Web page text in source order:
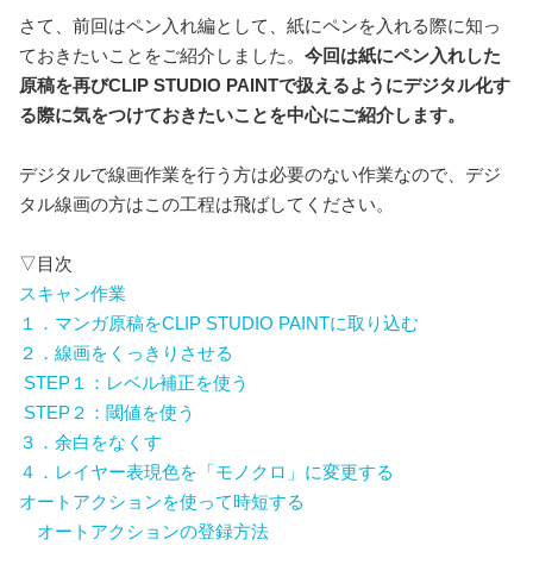
さて、前回はペン入れ編として、紙にペンを入れる際に知っ
ておきたいことをご紹介しました。 今回は紙にペン入れした
原稿を再びCLIP STUDIO PAINTで扱えるようにデジタル化す
る際に気をつけておきたいことを中心にご紹介します。
デジタルで線画作業を行う方は必要のない作業なので、デジ
タル線画の方はこの工程は飛ばしてください。
▽目次
スキャン作業
１．マンガ原稿をCLIP STUDIO PAINTに取り込む
２．線画をくっきりさせる
STEP１：レベル補正を使う
STEP２：閾値を使う
３．余白をなくす
４．レイヤー表現色を「モノクロ」に変更する
オートアクションを使って時短する
オートアクションの登録方法